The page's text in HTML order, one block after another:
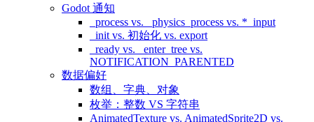
Godot 通知
_process vs. _physics_process vs. *_input
_init vs. 初始化 vs. export
_ready vs. _enter_tree vs.
NOTIFICATION_PARENTED
数据偏好
数组、字典、对象
枚举：整数 VS 字符串
AnimatedTexture vs. AnimatedSprite2D vs.